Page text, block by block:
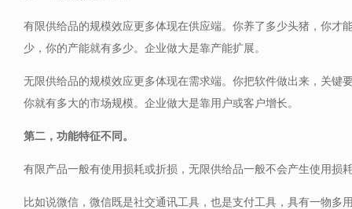
有限供给品的规模效应更多体现在供应端。你养了多少头猪，你才
少，你的产能就有多少。企业做大是靠产能扩展。
无限供给品的规模效应更多体现在需求端。你把软件做出来，关键
你就有多大的市场规模。企业做大是靠用户或客户增长。
第二，功能特征不同。
有限产品一般有使用损耗或折损，无限供给品一般不会产生使用损
比如说微信，微信既是社交通讯工具，也是支付工具，具有一物多